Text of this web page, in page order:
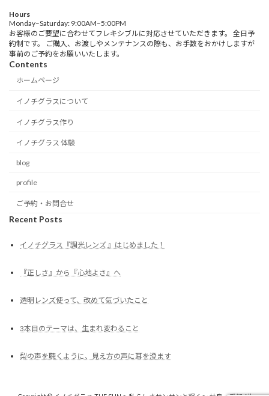
Hours
Monday–Saturday: 9:00AM–5:00PM
お客様のご要望に合わせてフレキシブルに対応させていただきます。 全日予
約制です。 ご購入、お渡しやメンテナンスの際も、お手数をおかけしますが
事前のご予約をお願いいたします。
Contents
ホームページ
イノチグラスについて
イノチグラス作り
イノチグラス 体験
blog
profile
ご予約・お問合せ
Recent Posts
イノチグラス『調光レンズ 』はじめました！
『正しさ』から『心地よさ』へ
透明レンズ使って、改めて気づいたこと
3本目のテーマは、生まれ変わること
梨の声を聴くように、見え方の声に耳を澄ます